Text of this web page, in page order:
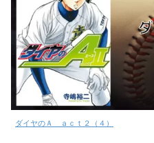
ダイヤのＡ ａｃｔ２（４）